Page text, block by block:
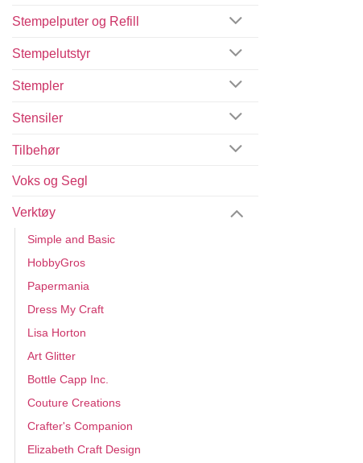
Stempelputer og Refill
Stempelutstyr
Stempler
Stensiler
Tilbehør
Voks og Segl
Verktøy
Simple and Basic
HobbyGros
Papermania
Dress My Craft
Lisa Horton
Art Glitter
Bottle Capp Inc.
Couture Creations
Crafter's Companion
Elizabeth Craft Design